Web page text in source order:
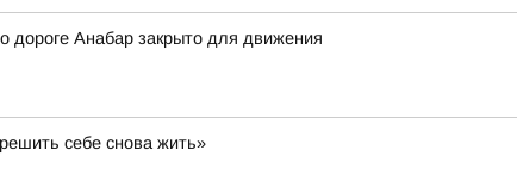
дороге Анабар закрыто для движения
себе снова жить»